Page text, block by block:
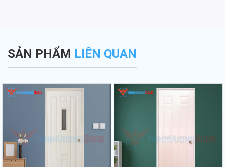
SẢN PHẨM LIÊN QUAN